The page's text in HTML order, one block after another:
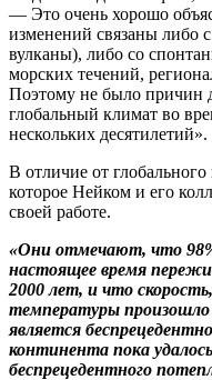
— Это очень хорошо
изменений связаны либо
вулканы), либо со
морских течений,
Поэтому не было причин
глобальный климат во
нескольких десятилетий».
В отличие от
которое Нейком и его
своей работе.
«Они отмечают, что
настоящее время
2000 лет, и что
температуры произошло
является
континента пока
беспрецедентного